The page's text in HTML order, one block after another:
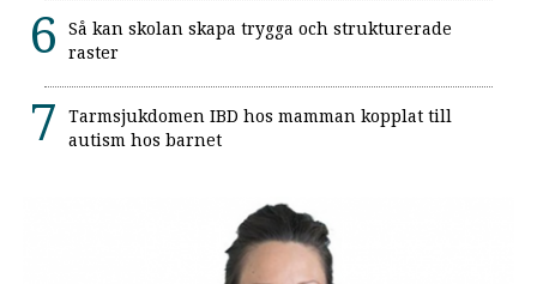
Så kan skolan skapa trygga och strukturerade
raster
Tarmsjukdomen IBD hos mamman kopplat till
autism hos barnet